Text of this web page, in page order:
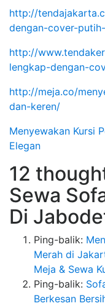
http://
dengan-cover-
http://
lengkap-dengan-
http://meja.co/
dan-keren/
Menyewakan Kursi
Elegan
12
Sewa
Di
Ping-balik:
Merah di
Meja & Sewa
Ping-balik:
Berkesan